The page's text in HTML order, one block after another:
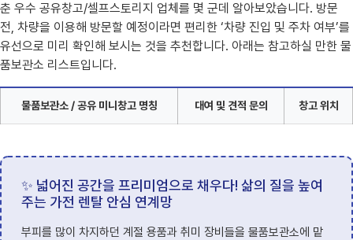
춘 우수 공유창고/셀프스토리지 업체를 몇 군데 알아보았습니다. 방문
전, 차량을 이용해 방문할 예정이라면 편리한 ‘차량 진입 및 주차 여부’를
유선으로 미리 확인해 보시는 것을 추천합니다. 아래는 참고하실 만한 물
품보관소 리스트입니다.
물품보관소 / 공유 미니창고 명칭 대여 및 견적 문의 창고 위치
✨ 넓어진 공간을 프리미엄으로 채우다! 삶의 질을 높여
주는 가전 렌탈 안심 연계망
부피를 많이 차지하던 계절 용품과 취미 장비들을 물품보관소에 맡